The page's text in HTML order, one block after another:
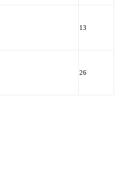
13
26